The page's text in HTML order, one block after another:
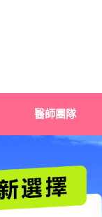
醫師團隊